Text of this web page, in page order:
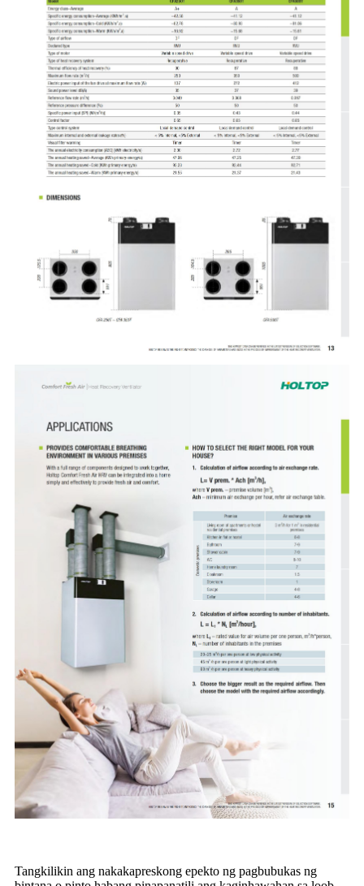
Tangkilikin ang nakakapreskong epekto ng pagbubukas ng